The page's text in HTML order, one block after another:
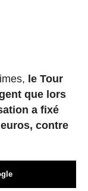
le Tour
que lors
a fixé
contre